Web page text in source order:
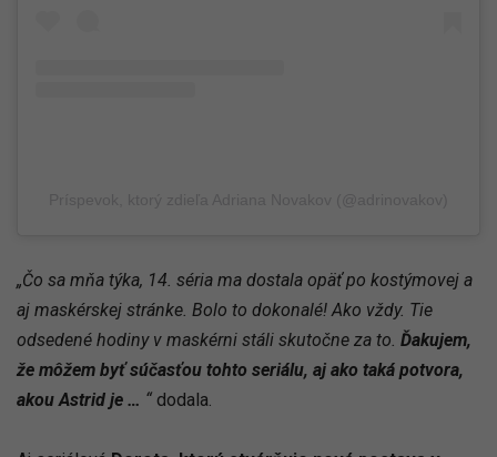
„Čo sa mňa týka, 14. séria ma dostala opäť po kostýmovej a
aj maskérskej stránke. Bolo to dokonalé! Ako vždy. Tie
odsedené hodiny v maskérni stáli skutočne za to. Ďakujem,
že môžem byť súčasťou tohto seriálu, aj ako taká potvora,
akou Astrid je … “ dodala.